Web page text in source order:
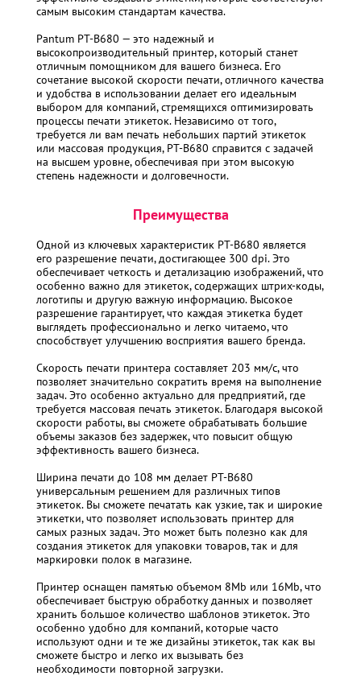
самым высоким стандартам качества.
Pantum PT-B680 — это надежный и
высокопроизводительный принтер, который станет
отличным помощником для вашего бизнеса. Его
сочетание высокой скорости печати, отличного качества
и удобства в использовании делает его идеальным
выбором для компаний, стремящихся оптимизировать
процессы печати этикеток. Независимо от того,
требуется ли вам печать небольших партий этикеток
или массовая продукция, PT-B680 справится с задачей
на высшем уровне, обеспечивая при этом высокую
степень надежности и долговечности.
Преимущества
Одной из ключевых характеристик PT-B680 является
его разрешение печати, достигающее 300 dpi. Это
обеспечивает четкость и детализацию изображений, что
особенно важно для этикеток, содержащих штрих-коды,
логотипы и другую важную информацию. Высокое
разрешение гарантирует, что каждая этикетка будет
выглядеть профессионально и легко читаемо, что
способствует улучшению восприятия вашего бренда.
Скорость печати принтера составляет 203 мм/с, что
позволяет значительно сократить время на выполнение
задач. Это особенно актуально для предприятий, где
требуется массовая печать этикеток. Благодаря высокой
скорости работы, вы сможете обрабатывать большие
объемы заказов без задержек, что повысит общую
эффективность вашего бизнеса.
Ширина печати до 108 мм делает PT-B680
универсальным решением для различных типов
этикеток. Вы сможете печатать как узкие, так и широкие
этикетки, что позволяет использовать принтер для
самых разных задач. Это может быть полезно как для
создания этикеток для упаковки товаров, так и для
маркировки полок в магазине.
Принтер оснащен памятью объемом 8Mb или 16Mb, что
обеспечивает быструю обработку данных и позволяет
хранить большое количество шаблонов этикеток. Это
особенно удобно для компаний, которые часто
используют одни и те же дизайны этикеток, так как вы
сможете быстро и легко их вызывать без
необходимости повторной загрузки.